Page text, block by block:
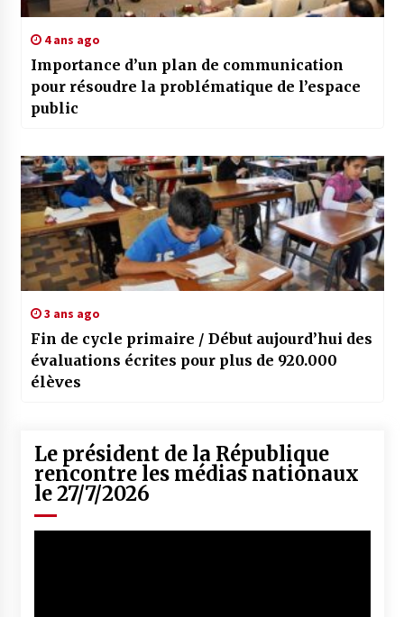
4 ans ago
Importance d’un plan de communication
pour résoudre la problématique de l’espace
public
3 ans ago
Fin de cycle primaire / Début aujourd’hui des
évaluations écrites pour plus de 920.000
élèves
Le président de la République
rencontre les médias nationaux
le 27/7/2026